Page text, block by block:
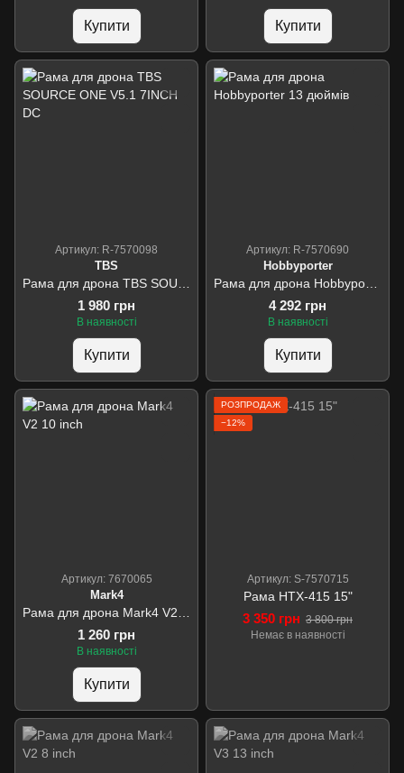
Купити Купити
Артикул: R-7570098
TBS
1 980 грн
В наявності
Купити
Артикул: R-7570690
Hobbyporter
4 292 грн
В наявності
Купити
Артикул: 7670065
Mark4
1 260 грн
В наявності
Купити
РОЗПРОДАЖ
−12%
Артикул: S-7570715
Рама HTX-415 15"
3 350 грн 3 800 грн
Немає в наявності